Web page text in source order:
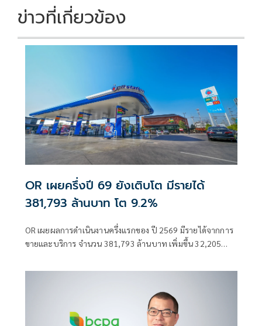
k k
ข่าวที่เกี่ยวข้อง
OR เผยครึ่งปี 69 ยังเติบโต มีรายได้
381,793 ล้านบาท โต 9.2%
OR เผยผลการดำเนินงานครึ่งแรกของ ปี 2569 มีรายได้จากการ
ขายและบริการ จำนวน 381,793 ล้านบาท เพิ่มขึ้น 32,205
หน้า ย้ำเติบโตในทุกกลุ่มธุรกิจ และยังคงเดินหน้าขยายธุรกิจ EV